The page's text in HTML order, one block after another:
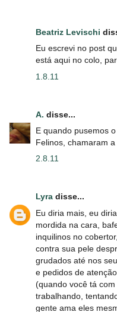
Beatriz Levischi
Eu escrevi no post
está aqui no colo,
1.8.11
A. disse...
E quando pusemos
Felinos, chamaram
2.8.11
Lyra disse...
Eu diria mais, eu
mordida na cara,
inquilinos no
contra sua pele
grudados até nos
e pedidos de
(quando você tá
trabalhando,
gente ama eles